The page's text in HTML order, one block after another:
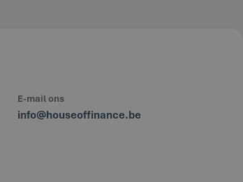
E-mail ons
info@houseoffinance.be